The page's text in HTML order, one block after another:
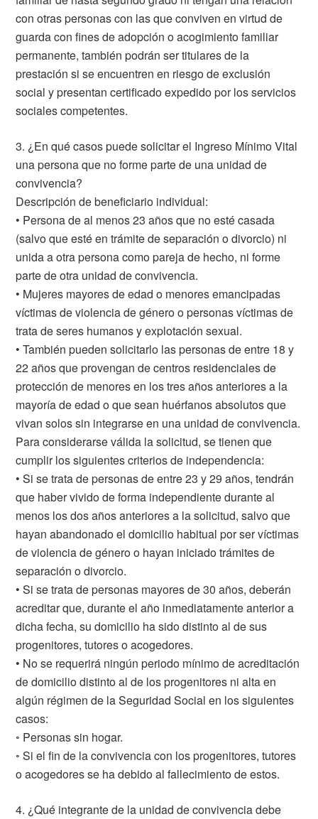
con otras personas con las que conviven en virtud de
guarda con fines de adopción o acogimiento familiar
permanente, también podrán ser titulares de la
prestación si se encuentren en riesgo de exclusión
social y presentan certificado expedido por los servicios
sociales competentes.
3. ¿En qué casos puede solicitar el Ingreso Mínimo Vital
una persona que no forme parte de una unidad de
convivencia?
Descripción de beneficiario individual:
• Persona de al menos 23 años que no esté casada
(salvo que esté en trámite de separación o divorcio) ni
unida a otra persona como pareja de hecho, ni forme
parte de otra unidad de convivencia.
• Mujeres mayores de edad o menores emancipadas
víctimas de violencia de género o personas víctimas de
trata de seres humanos y explotación sexual.
• También pueden solicitarlo las personas de entre 18 y
22 años que provengan de centros residenciales de
protección de menores en los tres años anteriores a la
mayoría de edad o que sean huérfanos absolutos que
vivan solos sin integrarse en una unidad de convivencia.
Para considerarse válida la solicitud, se tienen que
cumplir los siguientes criterios de independencia:
• Si se trata de personas de entre 23 y 29 años, tendrán
que haber vivido de forma independiente durante al
menos los dos años anteriores a la solicitud, salvo que
hayan abandonado el domicilio habitual por ser víctimas
de violencia de género o hayan iniciado trámites de
separación o divorcio.
• Si se trata de personas mayores de 30 años, deberán
acreditar que, durante el año inmediatamente anterior a
dicha fecha, su domicilio ha sido distinto al de sus
progenitores, tutores o acogedores.
• No se requerirá ningún periodo mínimo de acreditación
de domicilio distinto al de los progenitores ni alta en
algún régimen de la Seguridad Social en los siguientes
casos:
◦ Personas sin hogar.
◦ Si el fin de la convivencia con los progenitores, tutores
o acogedores se ha debido al fallecimiento de estos.
4. ¿Qué integrante de la unidad de convivencia debe